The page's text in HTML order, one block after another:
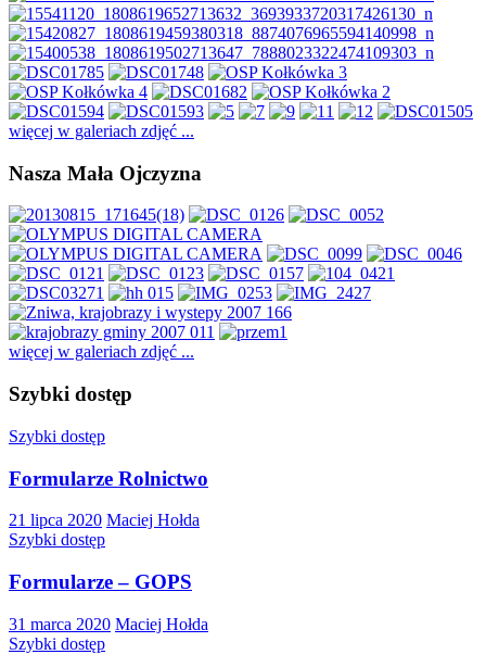
więcej w galeriach zdjęć ...
Nasza Mała Ojczyzna
więcej w galeriach zdjęć ...
Szybki dostęp
Szybki dostęp
Formularze Rolnictwo
21 lipca 2020 Maciej Hołda
Szybki dostęp
Formularze – GOPS
31 marca 2020 Maciej Hołda
Szybki dostęp